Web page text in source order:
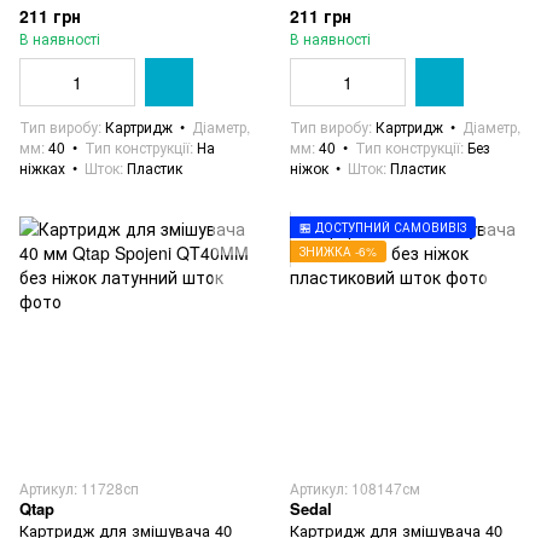
211 грн
В наявності
Тип виробу Картридж
Діаметр,
мм 40 Тип конструкції На
ніжках
Шток Пластик
211 грн
В наявності
Тип виробу Картридж
Діаметр,
мм 40 Тип конструкції Без
ніжок
Шток Пластик
Артикул: 11728сп
Qtap
Картридж для змішувача 40
🏪 ДОСТУПНИЙ САМОВИВІЗ
ЗНИЖКА -6%
Артикул: 108147см
Sedal
Картридж для змішувача 40